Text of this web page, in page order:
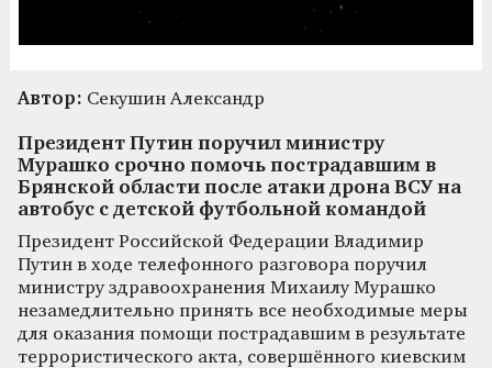
Автор: Секушин Александр
Президент Путин поручил министру
Мурашко срочно помочь пострадавшим в
Брянской области после атаки дрона ВСУ на
автобус с детской футбольной командой
Президент Российской Федерации Владимир
Путин в ходе телефонного разговора поручил
министру здравоохранения Михаилу Мурашко
незамедлительно принять все необходимые меры
для оказания помощи пострадавшим в результате
террористического акта, совершённого киевским